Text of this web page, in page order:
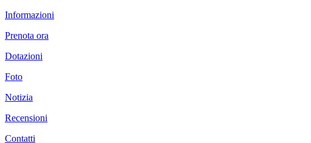
Informazioni
Prenota ora
Dotazioni
Foto
Notizia
Recensioni
Contatti